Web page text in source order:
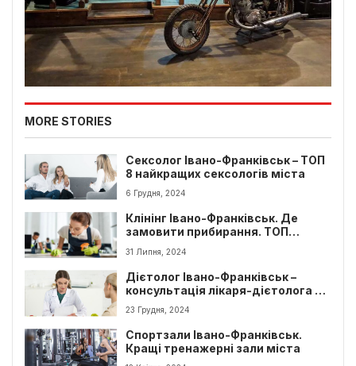
MORE STORIES
Сексолог Івано-Франківськ – ТОП
8 найкращих сексологів міста
6 Грудня, 2024
Клінінг Івано-Франківськ. Де
замовити прибирання. ТОП
компаній
31 Липня, 2024
Дієтолог Івано-Франківськ –
консультація лікаря-дієтолога в
місті
23 Грудня, 2024
Спортзали Івано-Франківськ.
Кращі тренажерні зали міста